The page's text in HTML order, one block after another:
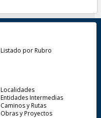
Listado por Rubro
Localidades
Entidades Intermedias
Caminos y Rutas
Obras y Proyectos